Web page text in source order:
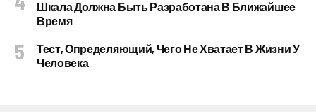
Шкала Должна Быть Разработана В Ближайшее
Время
Тест, Определяющий, Чего Не Хватает В Жизни У
Человека